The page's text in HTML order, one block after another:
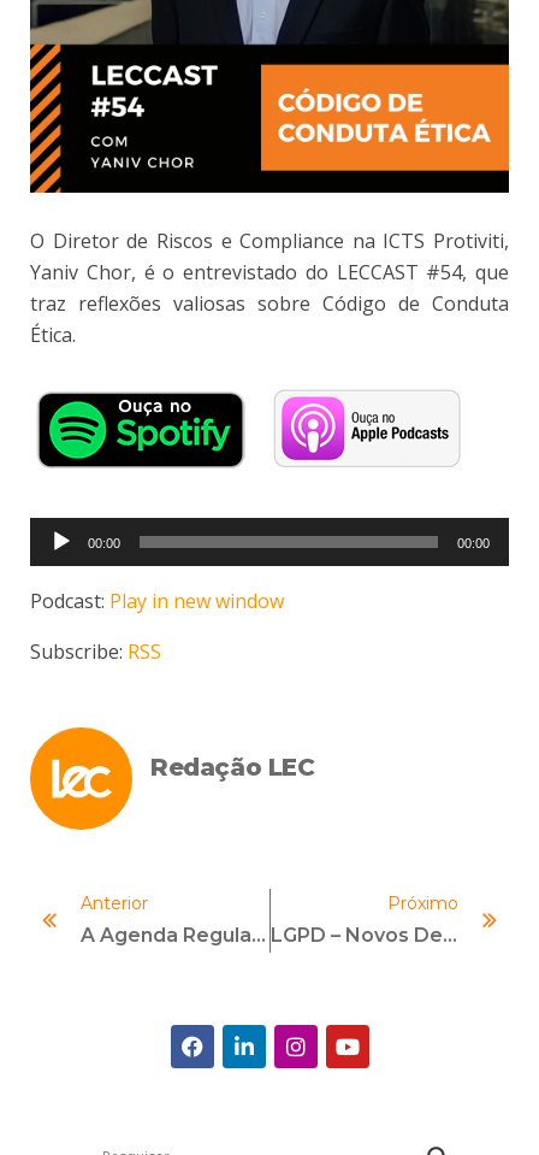
O Diretor de Riscos e Compliance na ICTS Protiviti,
Yaniv Chor, é o entrevistado do LECCAST #54, que
traz reflexões valiosas sobre Código de Conduta
Ética.
Tocador
de
áudio
00:00 00:00
Podcast: Play in new window
Subscribe: RSS
Redação LEC
Anterior
A Agenda Regulatória Para Fundos De Investimentos
Próximo
LGPD – Novos Desafios E Riscos Para Os Profissionais De Compliance